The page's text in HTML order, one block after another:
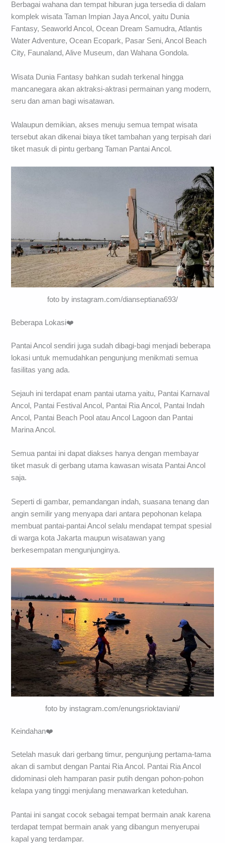
Berbagai wahana dan tempat hiburan juga tersedia di dalam
komplek wisata Taman Impian Jaya Ancol, yaitu Dunia
Fantasy, Seaworld Ancol, Ocean Dream Samudra, Atlantis
Water Adventure, Ocean Ecopark, Pasar Seni, Ancol Beach
City, Faunaland, Alive Museum, dan Wahana Gondola.
Wisata Dunia Fantasy bahkan sudah terkenal hingga
mancanegara akan aktraksi-aktrasi permainan yang modern,
seru dan aman bagi wisatawan.
Walaupun demikian, akses menuju semua tempat wisata
tersebut akan dikenai biaya tiket tambahan yang terpisah dari
tiket masuk di pintu gerbang Taman Pantai Ancol.
foto by instagram.com/dianseptiana693/
Beberapa Lokasi❤️
Pantai Ancol sendiri juga sudah dibagi-bagi menjadi beberapa
lokasi untuk memudahkan pengunjung menikmati semua
fasilitas yang ada.
Sejauh ini terdapat enam pantai utama yaitu, Pantai Karnaval
Ancol, Pantai Festival Ancol, Pantai Ria Ancol, Pantai Indah
Ancol, Pantai Beach Pool atau Ancol Lagoon dan Pantai
Marina Ancol.
Semua pantai ini dapat diakses hanya dengan membayar
tiket masuk di gerbang utama kawasan wisata Pantai Ancol
saja.
Seperti di gambar, pemandangan indah, suasana tenang dan
angin semilir yang menyapa dari antara pepohonan kelapa
membuat pantai-pantai Ancol selalu mendapat tempat spesial
di warga kota Jakarta maupun wisatawan yang
berkesempatan mengunjunginya.
foto by instagram.com/enungsrioktaviani/
Keindahan❤️
Setelah masuk dari gerbang timur, pengunjung pertama-tama
akan di sambut dengan Pantai Ria Ancol. Pantai Ria Ancol
didominasi oleh hamparan pasir putih dengan pohon-pohon
kelapa yang tinggi menjulang menawarkan keteduhan.
Pantai ini sangat cocok sebagai tempat bermain anak karena
terdapat tempat bermain anak yang dibangun menyerupai
kapal yang terdampar.